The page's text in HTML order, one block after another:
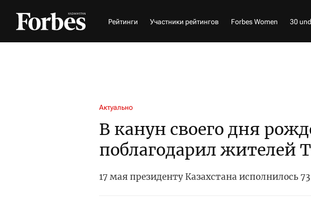
Рейтинги Участники рейтингов Forbes Women 30
Актуально
В канун своего дня
поблагодарил жителей
17 мая президенту Казахстана исполнилось